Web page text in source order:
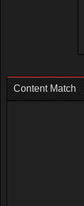
Content Match